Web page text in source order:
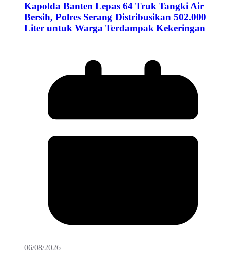
Kapolda Banten Lepas 64 Truk Tangki Air
Bersih, Polres Serang Distribusikan 502.000
Liter untuk Warga Terdampak Kekeringan
06/08/2026